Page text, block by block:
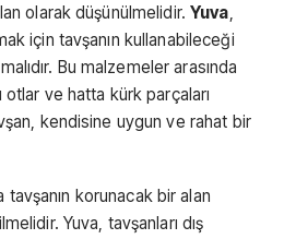
olarak düşünülmelidir.Yuva,
için tavşanın kullanabileceği
Bu malzemeler arasında
ve hatta kürk parçaları
kendisine uygun ve rahat bir
tavşanın korunacak bir alan
Yuva, tavşanları dış